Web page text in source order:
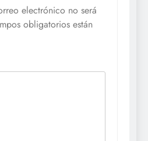
electrónico no será
obligatorios están